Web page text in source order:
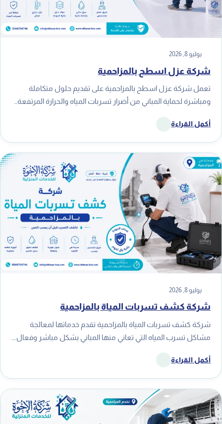
يوليو 8, 2026
شركة عزل اسطح بالمزاحمية
تعمل شركة عزل اسطح بالمزاحمية على تقديم حلول متكاملة
ومباشرة لحماية المباني من أضرار تسربات المياه والحرارة المرتفعة…
أكمل القراءة
يوليو 8, 2026
شركة كشف تسربات المياة بالمزاحمية
شركة كشف تسربات المياة بالمزاحمية تقدم خدماتها لمعالجة
مشاكل تسرب المياه التي تعاني منها المباني بشكل مباشر وفعال.…
أكمل القراءة